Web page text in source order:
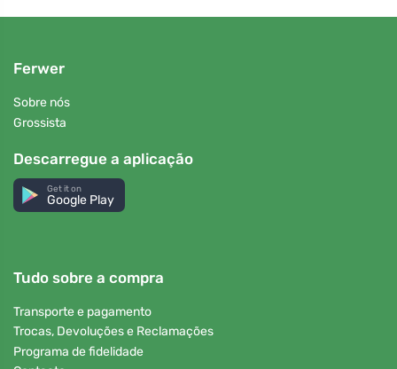
Ferwer
Sobre nós
Grossista
Descarregue a aplicação
Get it on
Google Play
Tudo sobre a compra
Transporte e pagamento
Trocas, Devoluções e Reclamações
Programa de fidelidade